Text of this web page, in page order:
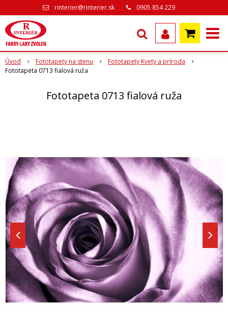
rinterier@rinterier.sk 0905 854 229
Úvod Fototapety na stenu
Fototapety Kvety a príroda
Fototapeta 0713 fialová ruža
Fototapeta 0713 fialová ruža